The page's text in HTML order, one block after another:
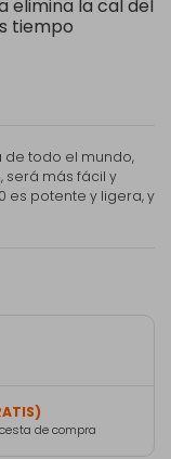
elimina la cal del
tiempo
de todo el mundo,
será más fácil y
es potente y ligera, y
de compra